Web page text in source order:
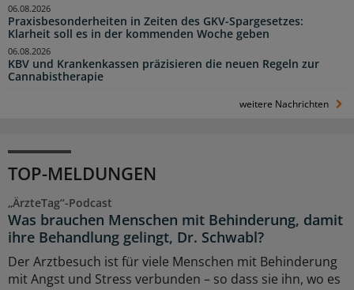
Praxisbesonderheiten in Zeiten des GKV-Spargesetzes:
Klarheit soll es in der kommenden Woche geben
06.08.2026
KBV und Krankenkassen präzisieren die neuen Regeln zur
Cannabistherapie
06.08.2026
weitere Nachrichten
TOP-MELDUNGEN
„ÄrzteTag“-Podcast
Was brauchen Menschen mit Behinderung, damit
ihre Behandlung gelingt, Dr. Schwabl?
Der Arztbesuch ist für viele Menschen mit Behinderung
mit Angst und Stress verbunden – so dass sie ihn, wo es